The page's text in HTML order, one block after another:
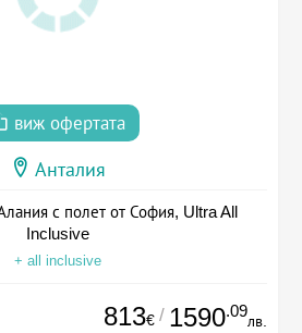
виж офертата
Анталия
с полет от София, Ultra All
Inclusive
+ all inclusive
813€ / 1590.09
лв.